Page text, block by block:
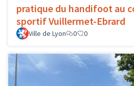
pratique du handifoot au
sportif Vuillermet-Ebrard
Ville de Lyon 0 0